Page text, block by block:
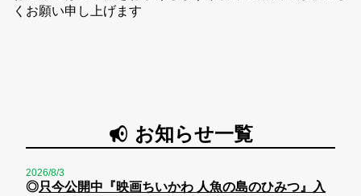
くお願い申し上げます
お知らせ一覧
2026/8/3
◎只今公開中『映画ちいかわ 人魚の島のひみつ』入